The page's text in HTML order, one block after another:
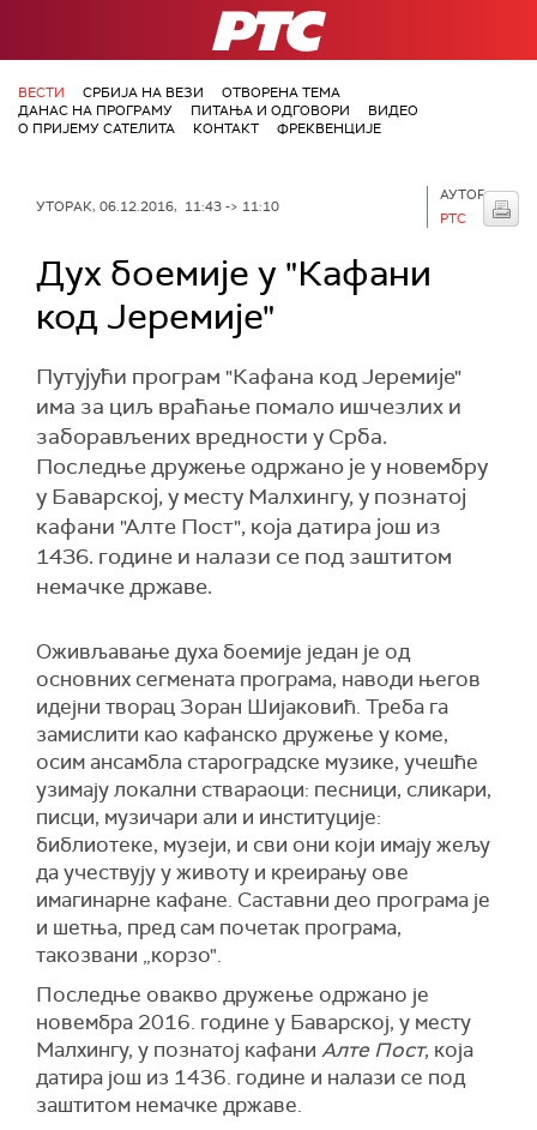
РТС
ВЕСТИ СРБИЈА НА ВЕЗИ
ОТВОРЕНА ТЕМА
ДАНАС НА ПРОГРАМУ
ПИТАЊА И ОДГОВОРИ
ВИДЕО
О ПРИЈЕМУ САТЕЛИТА
КОНТАКТ ФРЕКВЕНЦИЈЕ
УТОРАК, 06.12.2016, 11:43 -> 11:10
АУТОР:
РТС
Дух боемије у "Кафани
код Јеремије"
Путујући програм "Кафана код Јеремије"
има за циљ враћање помало ишчезлих и
заборављених вредности у Срба.
Последње дружење одржано је у новембру
у Баварској, у месту Малхингу, у познатој
кафани "Алте Пост", која датира још из
1436. године и налази се под заштитом
немачке државе.
Оживљавање духа боемије један је од
основних сегмената програма, наводи његов
идејни творац Зоран Шијаковић. Треба га
замислити као кафанско дружење у коме,
осим ансамбла староградске музике, учешће
узимају локални ствараоци: песници, сликари,
писци, музичари али и институције:
библиотеке, музеји, и сви они који имају жељу
да учествују у животу и креирању ове
имагинарне кафане. Саставни део програма је
и шетња, пред сам почетак програма,
такозвани „корзо".
Последње овакво дружење одржано је
новембра 2016. године у Баварској, у месту
Малхингу, у познатој кафани Алте Пост, која
датира још из 1436. године и налази се под
заштитом немачке државе.